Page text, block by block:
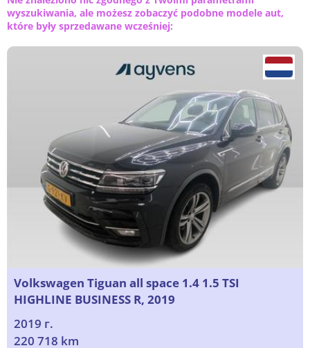
wyszukiwania, ale możesz zobaczyć podobne modele aut,
które były sprzedawane wcześniej:
Volkswagen Tiguan all space 1.4 1.5 TSI
HIGHLINE BUSINESS R, 2019
2019 г.
220 718 km